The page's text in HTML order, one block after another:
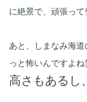
あと、しまなみ海
っと怖いんですよね
高さもあるし